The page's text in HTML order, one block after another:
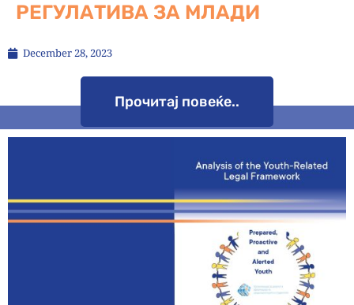
РЕГУЛАТИВА ЗА МЛАДИ
December 28, 2023
Прочитај повеќе..